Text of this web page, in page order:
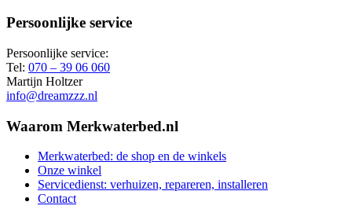
Persoonlijke service
Persoonlijke service:
Tel: 070 – 39 06 060
Martijn Holtzer
info@dreamzzz.nl
Waarom Merkwaterbed.nl
Merkwaterbed: de shop en de winkels
Onze winkel
Servicedienst: verhuizen, repareren, installeren
Contact